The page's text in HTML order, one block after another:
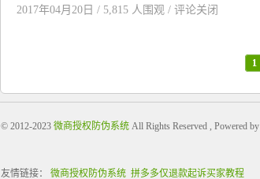
2017年04月20日 / 5,815 人围观 / 评论关闭
1
© 2012-2023 微商授权防伪系统 All Rights Reserved , Powered by
友情链接： 微商授权防伪系统 拼多多仅退款起诉买家教程